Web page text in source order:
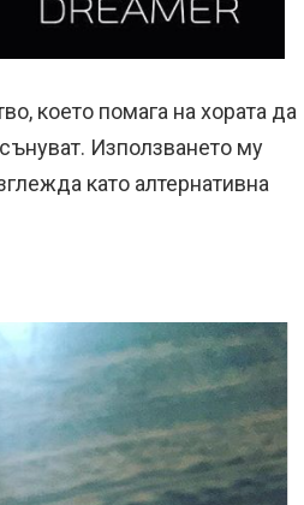
което помага на хората да
Използването му
като алтернативна